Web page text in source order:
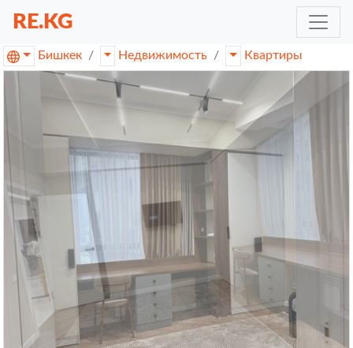
RE.KG
Бишкек Недвижимость Квартиры